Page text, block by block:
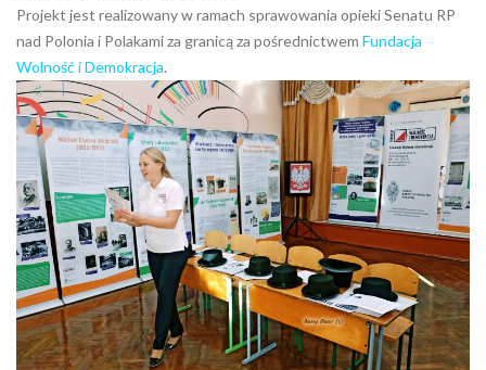
Projekt jest realizowany w ramach sprawowania opieki Senatu RP
nad Polonia i Polakami za granicą za pośrednictwem Fundacja
Wolność i Demokracja.